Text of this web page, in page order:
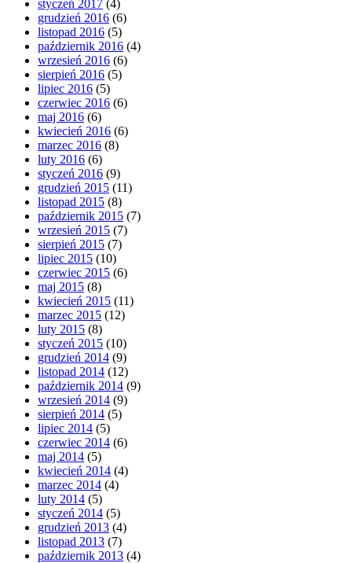
styczeń 2017 (4)
grudzień 2016 (6)
listopad 2016 (5)
październik 2016 (4)
wrzesień 2016 (6)
sierpień 2016 (5)
lipiec 2016 (5)
czerwiec 2016 (6)
maj 2016 (6)
kwiecień 2016 (6)
marzec 2016 (8)
luty 2016 (6)
styczeń 2016 (9)
grudzień 2015 (11)
listopad 2015 (8)
październik 2015 (7)
wrzesień 2015 (7)
sierpień 2015 (7)
lipiec 2015 (10)
czerwiec 2015 (6)
maj 2015 (8)
kwiecień 2015 (11)
marzec 2015 (12)
luty 2015 (8)
styczeń 2015 (10)
grudzień 2014 (9)
listopad 2014 (12)
październik 2014 (9)
wrzesień 2014 (9)
sierpień 2014 (5)
lipiec 2014 (5)
czerwiec 2014 (6)
maj 2014 (5)
kwiecień 2014 (4)
marzec 2014 (4)
luty 2014 (5)
styczeń 2014 (5)
grudzień 2013 (4)
listopad 2013 (7)
październik 2013 (4)